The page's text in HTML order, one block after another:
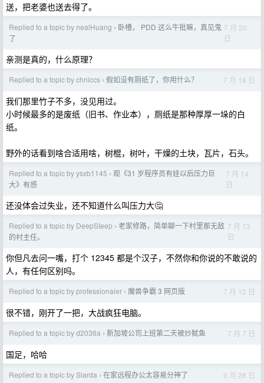
送，把老婆也送去得了。
Replied to a topic by nealHuang › 卧槽， PDD 这么牛批嘛，真见鬼
了
7 月 20
日
亲测是真的，什么原理？
Replied to a topic by chniccs › 假如没有厕纸了，你用什么？ 7 月 18 日
我们那里竹子不多，没见用过。
小时候最多的是废纸（旧书、作业本），厕纸是那种厚厚一垛的白
纸。
野外的话看到啥合适用啥，树棍，树叶，干燥的土块，瓦片，石头。
Replied to a topic by ysxb1145 › 观《31 岁程序员有娃以后压力巨
大》有感
7 月 14
日
还没体会过失业，还不知道什么叫压力大🤔
Replied to a topic by DeepSIeep › 老家修路，简单聊一下村里那无敌
的村主任。
7 月 13
日
你但凡去问一嘴，打个 12345 都是个汉子，不然你和你说的不敢说的
人，有任何区别吗。
Replied to a topic by professionaler › 魔兽争霸 3 网页版 7 月 12 日
很不错，刚开了一把，大战疯狂电脑。
Replied to a topic by d2036a › 新加坡公司上班第二天被炒鱿鱼 7 月 7 日
国足，哈哈
Replied to a topic by Slarda › 在家远程办公太容易分神了 6 月 28 日